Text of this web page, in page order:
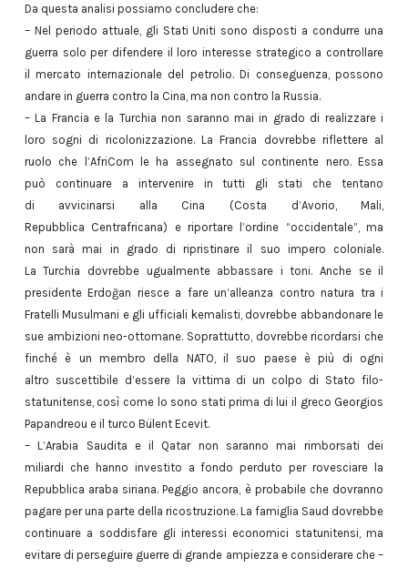
Da questa analisi possiamo concludere che:
– Nel periodo attuale, gli Stati Uniti sono disposti a condurre una
guerra solo per difendere il loro interesse strategico a controllare
il mercato internazionale del petrolio. Di conseguenza, possono
andare in guerra contro la Cina, ma non contro la Russia.
– La Francia e la Turchia non saranno mai in grado di realizzare i
loro sogni di ricolonizzazione. La Francia dovrebbe riflettere al
ruolo che l’AfriCom le ha assegnato sul continente nero. Essa
può continuare a intervenire in tutti gli stati che tentano
di avvicinarsi alla Cina (Costa d’Avorio, Mali,
Repubblica Centrafricana) e riportare l’ordine “occidentale”, ma
non sarà mai in grado di ripristinare il suo impero coloniale.
La Turchia dovrebbe ugualmente abbassare i toni. Anche se il
presidente Erdoğan riesce a fare un’alleanza contro natura tra i
Fratelli Musulmani e gli ufficiali kemalisti, dovrebbe abbandonare le
sue ambizioni neo-ottomane. Soprattutto, dovrebbe ricordarsi che
finché è un membro della NATO, il suo paese è più di ogni
altro suscettibile d’essere la vittima di un colpo di Stato filo-
statunitense, così come lo sono stati prima di lui il greco Georgios
Papandreou e il turco Bülent Ecevit.
– L’Arabia Saudita e il Qatar non saranno mai rimborsati dei
miliardi che hanno investito a fondo perduto per rovesciare la
Repubblica araba siriana. Peggio ancora, è probabile che dovranno
pagare per una parte della ricostruzione. La famiglia Saud dovrebbe
continuare a soddisfare gli interessi economici statunitensi, ma
evitare di perseguire guerre di grande ampiezza e considerare che –